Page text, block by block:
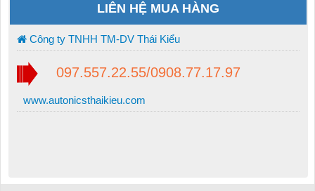
LIÊN HỆ MUA HÀNG
Công ty TNHH TM-DV Thái Kiểu
097.557.22.55/0908.77.17.97
www.autonicsthaikieu.com